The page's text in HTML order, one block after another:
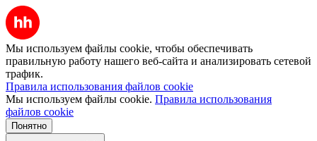
Мы используем файлы cookie, чтобы обеспечивать
правильную работу нашего веб-сайта и анализировать сетевой
трафик.
Правила использования файлов cookie
Мы используем файлы cookie. Правила использования
файлов cookie
Понятно